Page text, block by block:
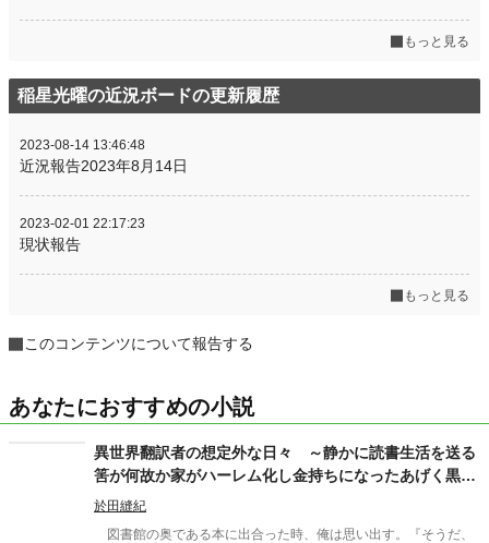
もっと見る
稲星光曜の近況ボードの更新履歴
2023-08-14 13:46:48
近況報告2023年8月14日
2023-02-01 22:17:23
現状報告
もっと見る
このコンテンツについて報告する
あなたにおすすめの小説
異世界翻訳者の想定外な日々 ～静かに読書生活を送る
筈が何故か家がハーレム化し金持ちになったあげく黒覆
面の最強怪傑となってしまった～
於田縫紀
図書館の奥である本に出合った時、俺は思い出す。『そうだ、